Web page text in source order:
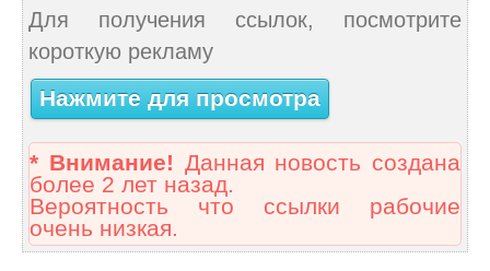
Для получения ссылок, посмотрите
короткую рекламу
Нажмите для просмотра
* Внимание! Данная новость создана
более 2 лет назад.
Вероятность что ссылки рабочие
очень низкая.